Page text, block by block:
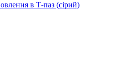
в Т-паз (сірий)